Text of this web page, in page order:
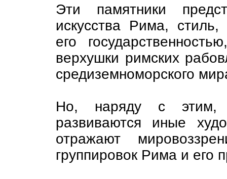
Эти памятники
искусства Рима,
его
верхушки римских
средиземноморского
Но, наряду с этим,
развиваются иные
отражают
группировок Рима и его